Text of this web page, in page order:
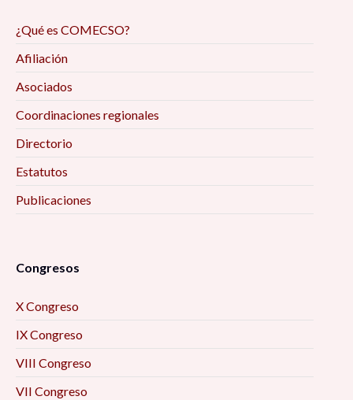
¿Qué es COMECSO?
Afiliación
Asociados
Coordinaciones regionales
Directorio
Estatutos
Publicaciones
Congresos
X Congreso
IX Congreso
VIII Congreso
VII Congreso